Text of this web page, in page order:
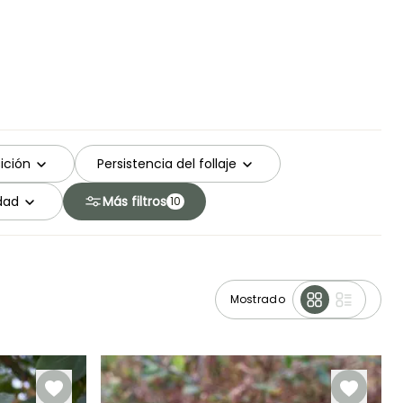
Persistencia del follaje
Más filtros 10
Mostrado